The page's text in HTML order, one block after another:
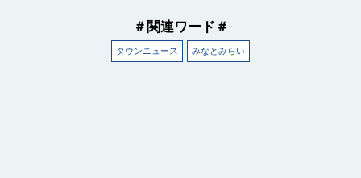
＃関連ワード＃
タウンニュース みなとみらい